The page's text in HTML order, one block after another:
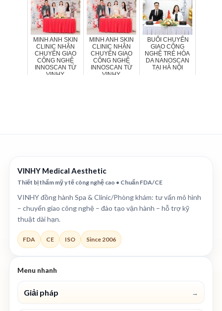
MINH ANH SKIN
CLINIC NHẬN
CHUYỂN GIAO
CÔNG NGHỆ
INNOSCAN TỪ
VINHY
MINH ANH SKIN
CLINIC NHẬN
CHUYỂN GIAO
CÔNG NGHỆ
INNOSCAN TỪ
VINHY
BUỔI CHUYỂN
GIAO CÔNG
NGHỆ TRẺ HÓA
DA NANOSCAN
TẠI HÀ NỘI
VINHY Medical Aesthetic
Thiết bị thẩm mỹ y tế công nghệ cao • Chuẩn FDA/CE
VINHY đồng hành Spa & Clinic/Phòng khám: tư vấn mô hình
– chuyển giao công nghệ – đào tạo vận hành – hỗ trợ kỹ
thuật dài hạn.
FDA CE ISO Since 2006
Menu nhanh
Giải pháp →